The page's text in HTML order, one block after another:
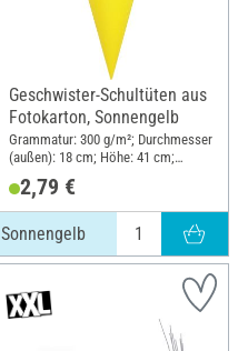
Geschwister-Schultüten aus
Fotokarton, Sonnengelb
Grammatur: 300 g/m²; Durchmesser
(außen): 18 cm; Höhe: 41 cm;
2,79 €
Sonnengelb